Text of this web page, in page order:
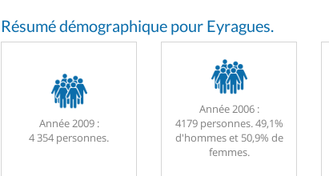
Résumé démographique pour Eyragues.
Année 2009 :
4 354 personnes.
Année 2006 :
4179 personnes. 49,1%
d'hommes et 50,9% de
femmes.